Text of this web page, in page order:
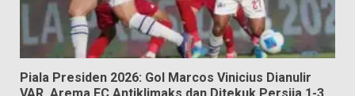
Piala Presiden 2026: Gol Marcos Vinicius Dianulir